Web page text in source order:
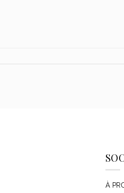
À